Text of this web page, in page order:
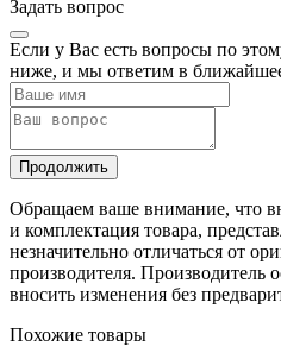
Задать вопрос
Если у Вас есть вопросы по
ниже, и мы ответим в
Продолжить
Обращаем ваше внимание, что
и комплектация товара,
незначительно отличаться от
производителя. Производитель
вносить изменения без
Похожие товары